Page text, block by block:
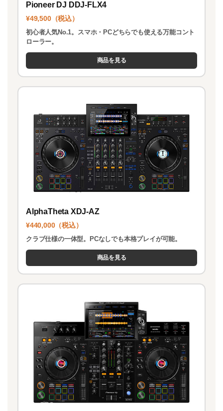
Pioneer DJ DDJ-FLX4
¥49,500（税込）
初心者人気No.1。スマホ・PCどちらでも使える万能コント
ローラー。
商品を見る
AlphaTheta XDJ-AZ
¥440,000（税込）
クラブ仕様の一体型。PCなしでも本格プレイが可能。
商品を見る